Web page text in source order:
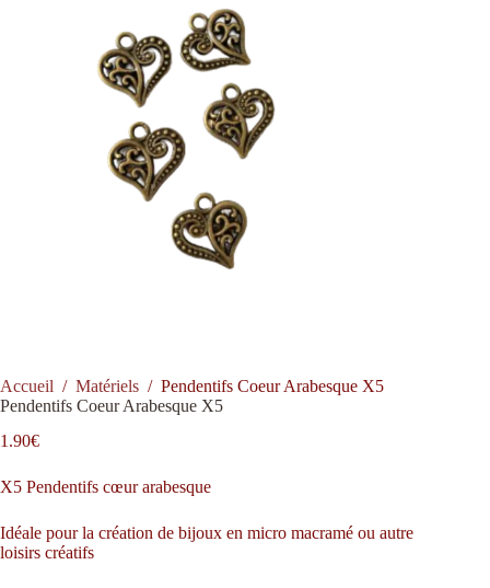
Accueil / Matériels / Pendentifs Coeur Arabesque X5
Pendentifs Coeur Arabesque X5
1.90€
X5 Pendentifs cœur arabesque
Idéale pour la création de bijoux en micro macramé ou autre
loisirs créatifs